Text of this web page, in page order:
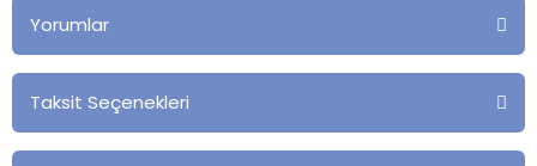
Yorumlar
Taksit Seçenekleri